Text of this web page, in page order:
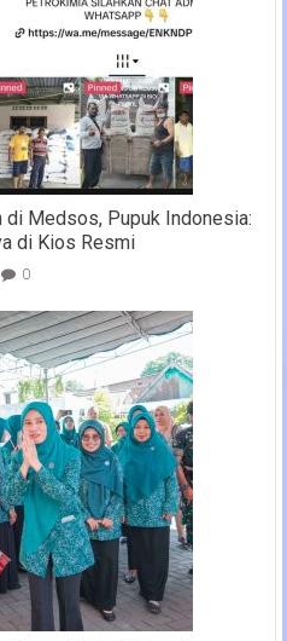
Medsos, Pupuk Indonesia:
di Kios Resmi
0